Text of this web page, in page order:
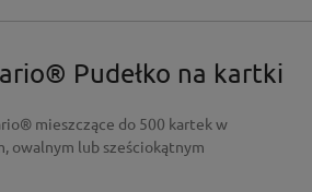
Pudełko na kartki
mieszczące do 500 kartek w
owalnym lub sześciokątnym